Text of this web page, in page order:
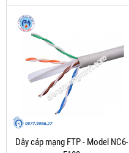
Dây cáp mạng FTP - Model NC6-